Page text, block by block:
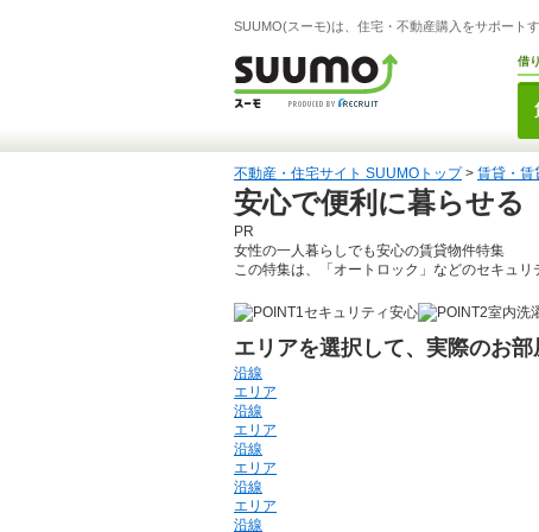
SUUMO(スーモ)は、住宅・不動産購入をサポート
借
不動産・住宅サイト SUUMOトップ> 賃貸・賃
安心で便利に暮らせる
PR
女性の一人暮らしでも安心の賃貸物件特集
この特集は、「オートロック」などのセキュ
セキュリティ安心 室内洗
エリアを選択して、実際のお部
沿線
エリア
沿線
エリア
沿線
エリア
沿線
エリア
沿線